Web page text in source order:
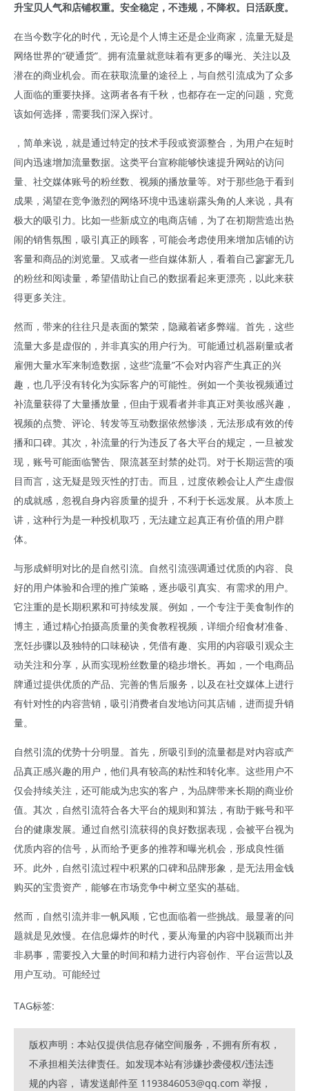
升宝贝人气和店铺权重。安全稳定，不违规，不降权。日活跃度。
在当今数字化的时代，无论是个人博主还是企业商家，流量无疑是
网络世界的“硬通货”。拥有流量就意味着有更多的曝光、关注以及
潜在的商业机会。而在获取流量的途径上，与自然引流成为了众多
人面临的重要抉择。这两者各有千秋，也都存在一定的问题，究竟
该如何选择，需要我们深入探讨。
，简单来说，就是通过特定的技术手段或资源整合，为用户在短时
间内迅速增加流量数据。这类平台宣称能够快速提升网站的访问
量、社交媒体账号的粉丝数、视频的播放量等。对于那些急于看到
成果，渴望在竞争激烈的网络环境中迅速崭露头角的人来说，具有
极大的吸引力。比如一些新成立的电商店铺，为了在初期营造出热
闹的销售氛围，吸引真正的顾客，可能会考虑使用来增加店铺的访
客量和商品的浏览量。又或者一些自媒体新人，看着自己寥寥无几
的粉丝和阅读量，希望借助让自己的数据看起来更漂亮，以此来获
得更多关注。
然而，带来的往往只是表面的繁荣，隐藏着诸多弊端。首先，这些
流量大多是虚假的，并非真实的用户行为。可能通过机器刷量或者
雇佣大量水军来制造数据，这些“流量”不会对内容产生真正的兴
趣，也几乎没有转化为实际客户的可能性。例如一个美妆视频通过
补流量获得了大量播放量，但由于观看者并非真正对美妆感兴趣，
视频的点赞、评论、转发等互动数据依然惨淡，无法形成有效的传
播和口碑。其次，补流量的行为违反了各大平台的规定，一旦被发
现，账号可能面临警告、限流甚至封禁的处罚。对于长期运营的项
目而言，这无疑是毁灭性的打击。而且，过度依赖会让人产生虚假
的成就感，忽视自身内容质量的提升，不利于长远发展。从本质上
讲，这种行为是一种投机取巧，无法建立起真正有价值的用户群
体。
与形成鲜明对比的是自然引流。自然引流强调通过优质的内容、良
好的用户体验和合理的推广策略，逐步吸引真实、有需求的用户。
它注重的是长期积累和可持续发展。例如，一个专注于美食制作的
博主，通过精心拍摄高质量的美食教程视频，详细介绍食材准备、
烹饪步骤以及独特的口味秘诀，凭借有趣、实用的内容吸引观众主
动关注和分享，从而实现粉丝数量的稳步增长。再如，一个电商品
牌通过提供优质的产品、完善的售后服务，以及在社交媒体上进行
有针对性的内容营销，吸引消费者自发地访问其店铺，进而提升销
量。
自然引流的优势十分明显。首先，所吸引到的流量都是对内容或产
品真正感兴趣的用户，他们具有较高的粘性和转化率。这些用户不
仅会持续关注，还可能成为忠实的客户，为品牌带来长期的商业价
值。其次，自然引流符合各大平台的规则和算法，有助于账号和平
台的健康发展。通过自然引流获得的良好数据表现，会被平台视为
优质内容的信号，从而给予更多的推荐和曝光机会，形成良性循
环。此外，自然引流过程中积累的口碑和品牌形象，是无法用金钱
购买的宝贵资产，能够在市场竞争中树立坚实的基础。
然而，自然引流并非一帆风顺，它也面临着一些挑战。最显著的问
题就是见效慢。在信息爆炸的时代，要从海量的内容中脱颖而出并
非易事，需要投入大量的时间和精力进行内容创作、平台运营以及
用户互动。可能经过
TAG标签:
版权声明：本站仅提供信息存储空间服务，不拥有所有权，
不承担相关法律责任。如发现本站有涉嫌抄袭侵权/违法违
规的内容， 请发送邮件至 1193846053@qq.com 举报，